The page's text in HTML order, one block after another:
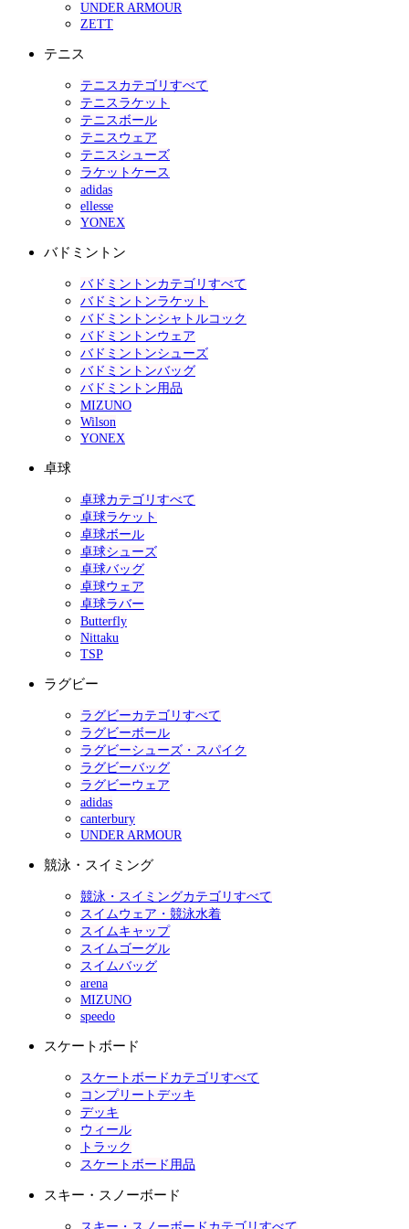
UNDER ARMOUR
ZETT
テニス
テニスカテゴリすべて
テニスラケット
テニスボール
テニスウェア
テニスシューズ
ラケットケース
adidas
ellesse
YONEX
バドミントン
バドミントンカテゴリすべて
バドミントンラケット
バドミントンシャトルコック
バドミントンウェア
バドミントンシューズ
バドミントンバッグ
バドミントン用品
MIZUNO
Wilson
YONEX
卓球
卓球カテゴリすべて
卓球ラケット
卓球ボール
卓球シューズ
卓球バッグ
卓球ウェア
卓球ラバー
Butterfly
Nittaku
TSP
ラグビー
ラグビーカテゴリすべて
ラグビーボール
ラグビーシューズ・スパイク
ラグビーバッグ
ラグビーウェア
adidas
canterbury
UNDER ARMOUR
競泳・スイミング
競泳・スイミングカテゴリすべて
スイムウェア・競泳水着
スイムキャップ
スイムゴーグル
スイムバッグ
arena
MIZUNO
speedo
スケートボード
スケートボードカテゴリすべて
コンプリートデッキ
デッキ
ウィール
トラック
スケートボード用品
スキー・スノーボード